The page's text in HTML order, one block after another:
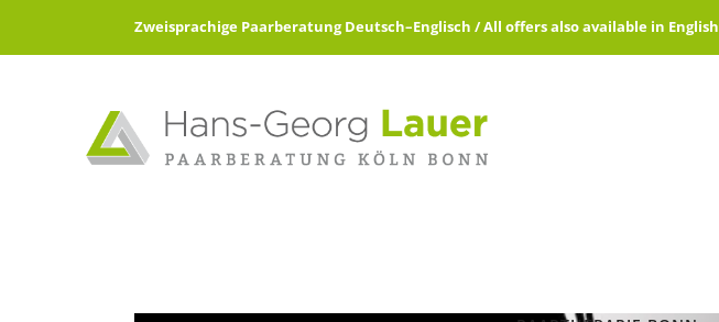
Zweisprachige Paarberatung Deutsch–Englisch / All offers also available in English